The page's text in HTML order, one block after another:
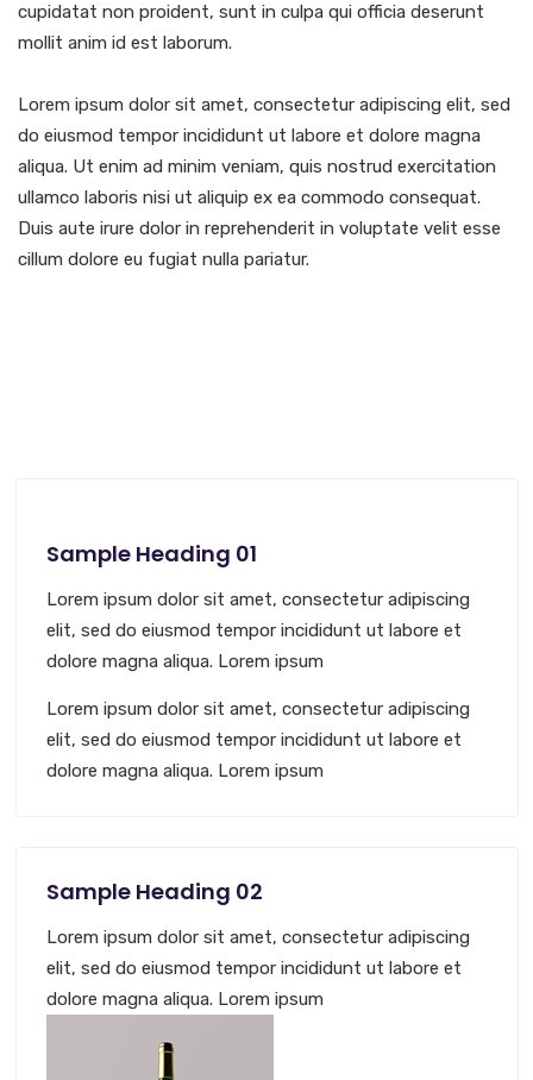
cupidatat non proident, sunt in culpa qui officia deserunt
mollit anim id est laborum.
Lorem ipsum dolor sit amet, consectetur adipiscing elit, sed
do eiusmod tempor incididunt ut labore et dolore magna
aliqua. Ut enim ad minim veniam, quis nostrud exercitation
ullamco laboris nisi ut aliquip ex ea commodo consequat.
Duis aute irure dolor in reprehenderit in voluptate velit esse
cillum dolore eu fugiat nulla pariatur.
Sample Heading 01
Lorem ipsum dolor sit amet, consectetur adipiscing
elit, sed do eiusmod tempor incididunt ut labore et
dolore magna aliqua. Lorem ipsum
Lorem ipsum dolor sit amet, consectetur adipiscing
elit, sed do eiusmod tempor incididunt ut labore et
dolore magna aliqua. Lorem ipsum
Sample Heading 02
Lorem ipsum dolor sit amet, consectetur adipiscing
elit, sed do eiusmod tempor incididunt ut labore et
dolore magna aliqua. Lorem ipsum